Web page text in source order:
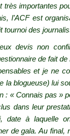
importantes
l’ACF est
tournoi des
devis non
de fait de
et je ne
blogueuse) lui
« Connais pas »
dans leur
date à laquelle
de gala. Au final,